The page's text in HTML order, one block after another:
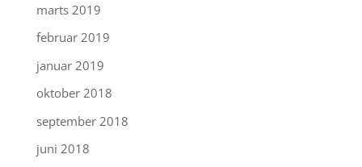
marts 2019
februar 2019
januar 2019
oktober 2018
september 2018
juni 2018